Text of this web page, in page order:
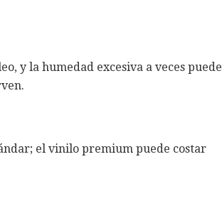
y la humedad excesiva a veces puede
el vinilo premium puede costar